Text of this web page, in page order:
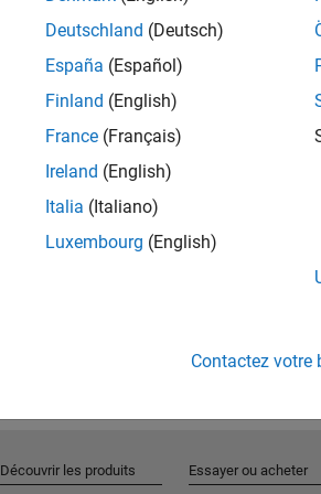
Deutschland (Deutsch)
España (Español)
Finland (English)
France (Français)
Ireland (English)
Italia (Italiano)
Luxembourg (English)
Contactez votre
Découvrir les produits Essayer ou acheter